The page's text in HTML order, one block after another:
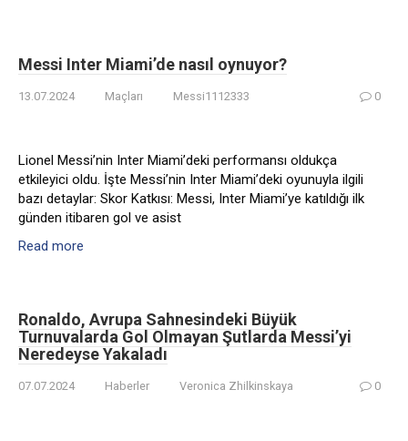
Messi Inter Miami’de nasıl oynuyor?
13.07.2024 Maçları Messi1112333 0
Lionel Messi’nin Inter Miami’deki performansı oldukça
etkileyici oldu. İşte Messi’nin Inter Miami’deki oyunuyla ilgili
bazı detaylar: Skor Katkısı: Messi, Inter Miami’ye katıldığı ilk
günden itibaren gol ve asist
Read more
Ronaldo, Avrupa Sahnesindeki Büyük
Turnuvalarda Gol Olmayan Şutlarda Messi’yi
Neredeyse Yakaladı
07.07.2024 Haberler Veronica Zhilkinskaya 0